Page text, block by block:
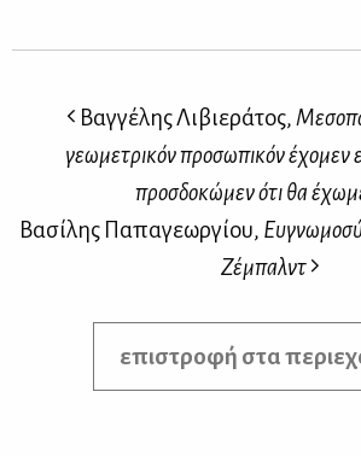
Βαγγέλης Λιβιεράτος,
γεωμετρικόν προσωπικόν έχομεν
προσδοκώμεν ότι θα
Βασίλης Παπαγεωργίου,
Ζέμπαλντ
επιστροφή στα